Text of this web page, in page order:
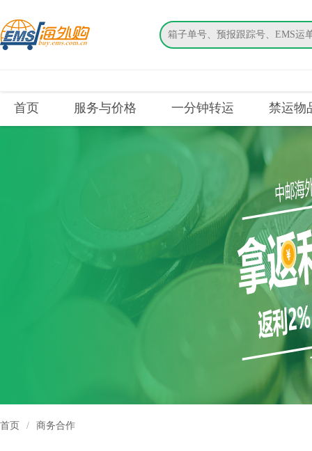
搜索
首页 服务与价格 一分钟转运 禁运物
首页 / 商务合作